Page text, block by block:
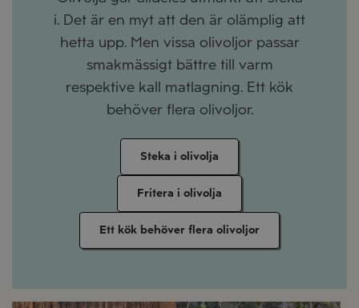
i. Det är en myt att den är olämplig att
hetta upp. Men vissa olivoljor passar
smakmässigt bättre till varm
respektive kall matlagning. Ett kök
behöver flera olivoljor.
Steka i olivolja
Fritera i olivolja
Ett kök behöver flera olivoljor